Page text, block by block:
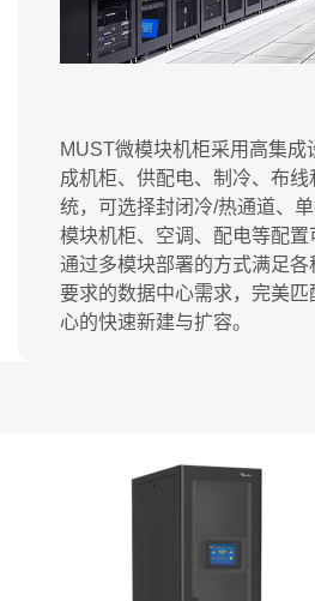
MUST微模块机柜采用高集成
成机柜、供配电、制冷、布
统，可选择封闭冷/热通道、
模块机柜、空调、配电等配
通过多模块部署的方式满足各
要求的数据中心需求，完美
心的快速新建与扩容。